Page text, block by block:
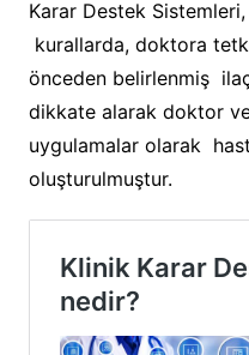
Karar Destek
kurallarda, doktora
önceden belirlenmiş
dikkate alarak doktor
uygulamalar olarak
oluşturulmuştur.